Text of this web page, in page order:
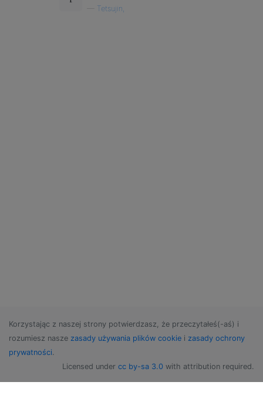
Tetsujin,
Korzystając z naszej strony potwierdzasz, że przeczytałeś(-aś) i
rozumiesz nasze zasady używania plików cookie i zasady ochrony
prywatności.
Licensed under cc by-sa 3.0 with attribution required.